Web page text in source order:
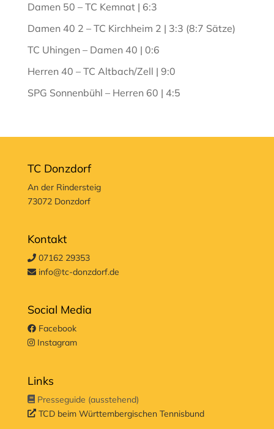
Damen 50 – TC Kemnat | 6:3
Damen 40 2 – TC Kirchheim 2 | 3:3 (8:7 Sätze)
TC Uhingen – Damen 40 | 0:6
Herren 40 – TC Altbach/Zell | 9:0
SPG Sonnenbühl – Herren 60 | 4:5
TC Donzdorf
An der Rindersteig
73072 Donzdorf
Kontakt
07162 29353
info@tc-donzdorf.de
Social Media
Facebook
Instagram
Links
Presseguide (ausstehend)
TCD beim Württembergischen Tennisbund